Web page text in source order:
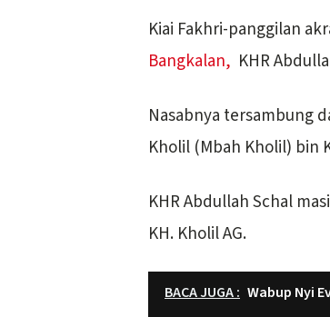
Kiai Fakhri-panggilan
Bangkalan, KHR
Nasabnya tersambung
Kholil (Mbah Kholil) bin
KHR Abdullah Schal
KH. Kholil AG.
BACA JUGA : Wabup Nyi